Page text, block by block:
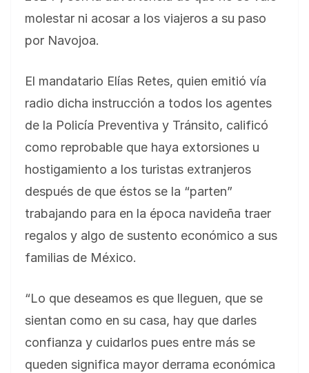
molestar ni acosar a los viajeros a su paso
por Navojoa.
El mandatario Elías Retes, quien emitió vía
radio dicha instrucción a todos los agentes
de la Policía Preventiva y Tránsito, calificó
como reprobable que haya extorsiones u
hostigamiento a los turistas extranjeros
después de que éstos se la “parten”
trabajando para en la época navideña traer
regalos y algo de sustento económico a sus
familias de México.
“Lo que deseamos es que lleguen, que se
sientan como en su casa, hay que darles
confianza y cuidarlos pues entre más se
queden significa mayor derrama económica